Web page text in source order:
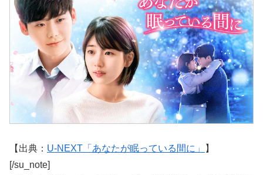
【出典： U-NEXT「あなたが眠っている間に」
】
[/su_note]